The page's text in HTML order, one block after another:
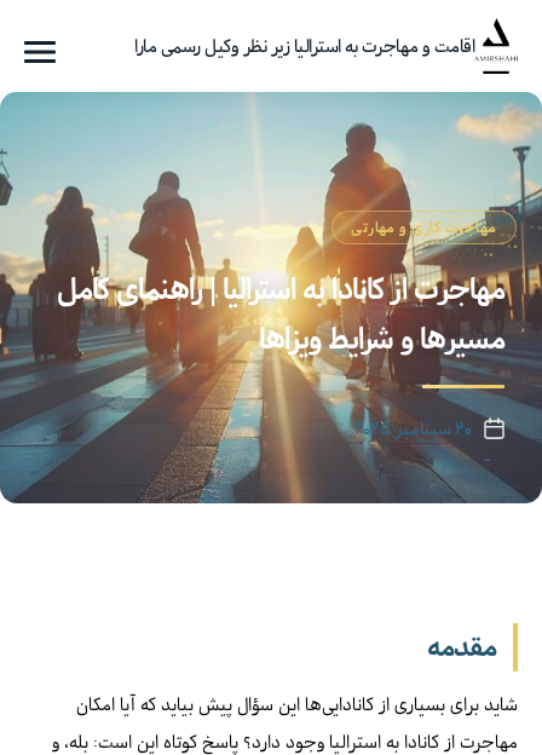
مهاجرتی
امیرشاهی
اقامت و مهاجرت به استرالیا زیر نظر وکیل رسمی مارا
مهاجرت کاری و مهارتی
مهاجرت از کانادا به استرالیا | راهنمای کامل
مسیرها و شرایط ویزاها
تاریخ
نوشته
۲۰ سپتامبر ۲۰۲۵
مقدمه
شاید برای بسیاری از کانادایی‌ها این سؤال پیش بیاید که آیا امکان
مهاجرت از کانادا به استرالیا وجود دارد؟ پاسخ کوتاه این است: بله، و